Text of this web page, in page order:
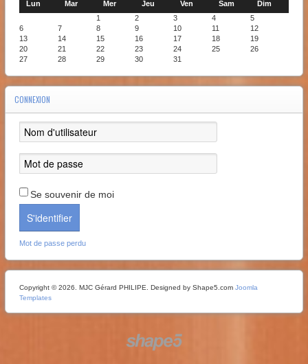
Lun
Mar Mer Jeu Ven Sam
Dim
1
2 3 4
5
6
7 8 9 10 11
12
13
14 15 16 17 18
19
20
21 22 23 24 25
26
27
28 29 30 31
CONNEXION
Se souvenir de moi
S'identifier
Mot de passe perdu
Copyright © 2026. MJC Gérard PHILIPE. Designed by Shape5.com Joomla
Templates